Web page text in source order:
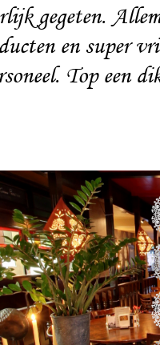
gegeten.
en super
Top een